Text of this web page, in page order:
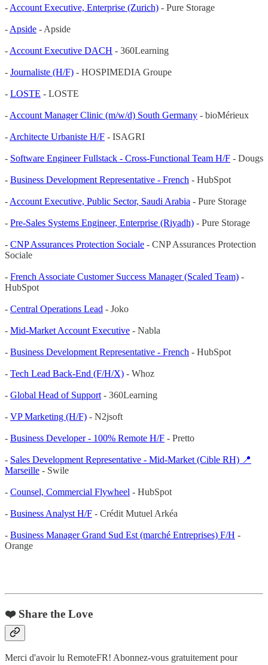
- Account Executive, Enterprise (Zurich) - Pure Storage
- Apside - Apside
- Account Executive DACH - 360Learning
- Journaliste (H/F) - HOSPIMEDIA Groupe
- LOSTE - LOSTE
- Account Manager Clinic (m/w/d) South Germany - bioMérieux
- Architecte Urbaniste H/F - ISAGRI
- Software Engineer Fullstack - Cross-Functional Team H/F - Dougs
- Business Development Representative - French - HubSpot
- Account Executive, Public Sector, Saudi Arabia - Pure Storage
- Pre-Sales Systems Engineer, Enterprise (Riyadh) - Pure Storage
- CNP Assurances Protection Sociale - CNP Assurances Protection
Sociale
- French Associate Customer Success Manager (Scaled Team) -
HubSpot
- Central Operations Lead - Joko
- Mid-Market Account Executive - Nabla
- Business Development Representative - French - HubSpot
- Tech Lead Back-End (F/H/X) - Whoz
- Global Head of Support - 360Learning
- VP Marketing (H/F) - N2jsoft
- Business Developer - 100% Remote H/F - Pretto
- Sales Development Representative - Mid-Market (Cible RH) 📍
Marseille - Swile
- Counsel, Commercial Flywheel - HubSpot
- Business Analyst H/F - Crédit Mutuel Arkéa
- Business Manager Grand Sud Est (marché Entreprises) F/H -
Orange
❤️ Share the Love
Merci d'avoir lu RemoteFR! Abonnez-vous gratuitement pour